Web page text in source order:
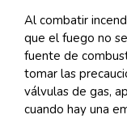
Al combatir
que el fuego no
fuente de
tomar las
válvulas de gas,
cuando hay una